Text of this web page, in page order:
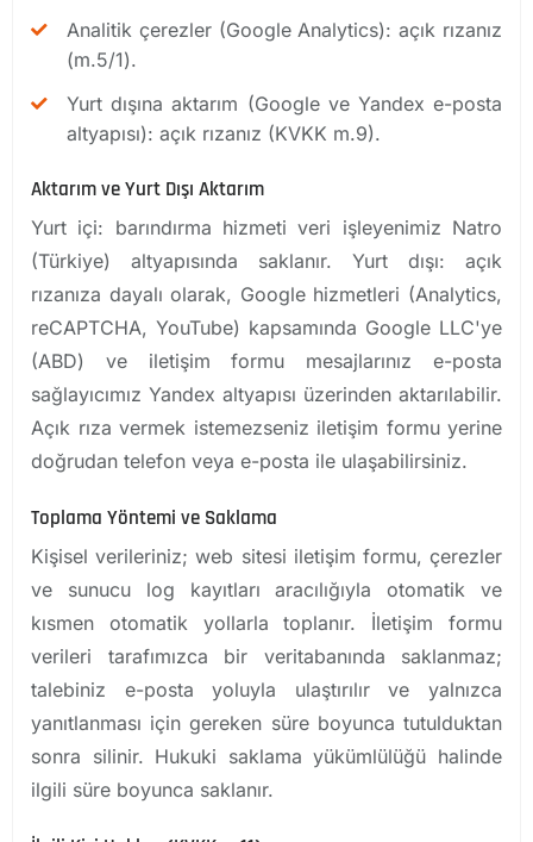
Analitik çerezler (Google Analytics): açık rızanız
(m.5/1).
Yurt dışına aktarım (Google ve Yandex e-posta
altyapısı): açık rızanız (KVKK m.9).
Aktarım ve Yurt Dışı Aktarım
Yurt içi: barındırma hizmeti veri işleyenimiz Natro
(Türkiye) altyapısında saklanır. Yurt dışı: açık
rızanıza dayalı olarak, Google hizmetleri (Analytics,
reCAPTCHA, YouTube) kapsamında Google LLC'ye
(ABD) ve iletişim formu mesajlarınız e-posta
sağlayıcımız Yandex altyapısı üzerinden aktarılabilir.
Açık rıza vermek istemezseniz iletişim formu yerine
doğrudan telefon veya e-posta ile ulaşabilirsiniz.
Toplama Yöntemi ve Saklama
Kişisel verileriniz; web sitesi iletişim formu, çerezler
ve sunucu log kayıtları aracılığıyla otomatik ve
kısmen otomatik yollarla toplanır. İletişim formu
verileri tarafımızca bir veritabanında saklanmaz;
talebiniz e-posta yoluyla ulaştırılır ve yalnızca
yanıtlanması için gereken süre boyunca tutulduktan
sonra silinir. Hukuki saklama yükümlülüğü halinde
ilgili süre boyunca saklanır.